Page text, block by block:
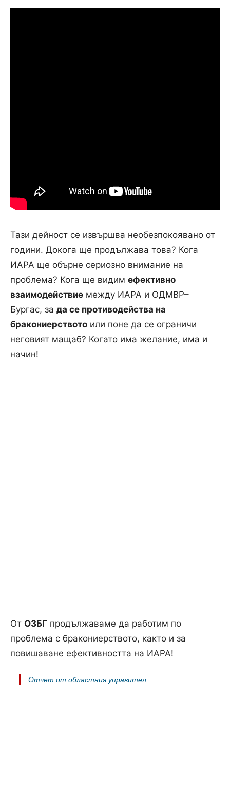
Тази дейност се извършва необезпокоявано от
години. Докога ще продължава това? Кога
ИАРА ще обърне сериозно внимание на
проблема? Кога ще видим ефективно
взаимодействие между ИАРА и ОДМВР–
Бургас, за да се противодейства на
бракониерството или поне да се ограничи
неговият мащаб? Когато има желание, има и
начин!
От ОЗБГ продължаваме да работим по
проблема с бракониерството, както и за
повишаване ефективността на ИАРА!
Отчет от областния управител